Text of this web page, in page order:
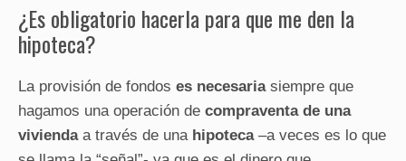
¿Es obligatorio hacerla para que me den la
hipoteca?
La provisión de fondos es necesariasiempre que
hagamos una operación de compraventa de una
viviendaa través de una hipoteca–a veces es lo que